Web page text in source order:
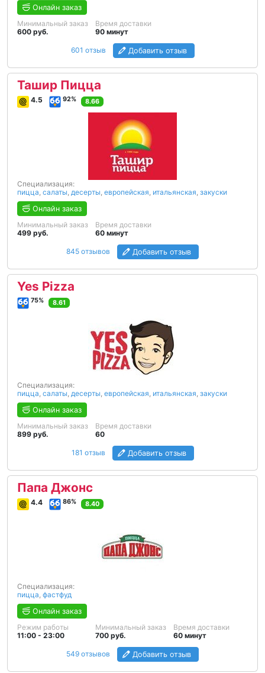
Онлайн заказ
Минимальный заказ
600 руб.
Время доставки
90 минут
601 отзыв Добавить отзыв
Ташир Пицца
4.5 92% 8.66
Специализация:
пицца салаты десерты европейская итальянская закуски
Онлайн заказ
Минимальный заказ
499 руб.
Время доставки
60 минут
845 отзывов Добавить отзыв
Yes Pizza
75% 8.61
Специализация:
пицца салаты десерты европейская итальянская закуски
Онлайн заказ
Минимальный заказ
899 руб.
Время доставки
60
181 отзыв Добавить отзыв
Папа Джонс
4.4 86% 8.40
Специализация:
пицца фастфуд
Онлайн заказ
Режим работы
11:00 - 23:00
Минимальный заказ
700 руб.
Время доставки
60 минут
549 отзывов Добавить отзыв